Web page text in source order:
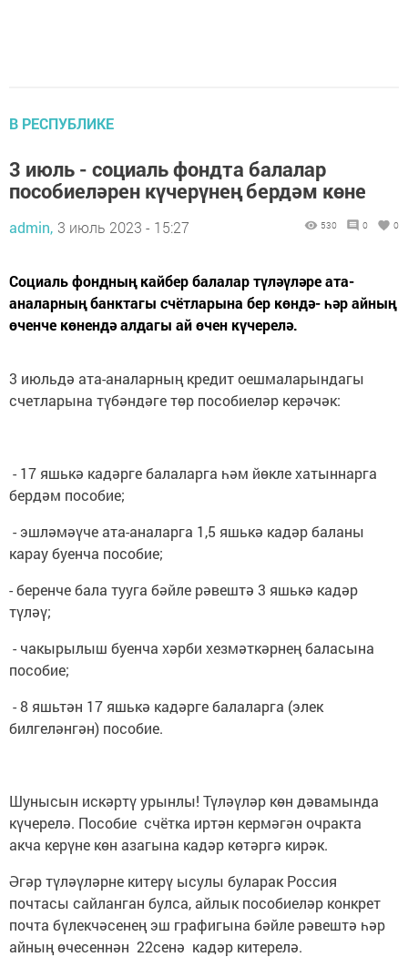
В РЕСПУБЛИКЕ
3 июль - социаль фондта балалар
пособиеләрен күчерүнең бердәм көне
admin, 3 июль 2023 - 15:27 530 0 0
Социаль фондның кайбер балалар түләүләре ата-
аналарның банктагы счётларына бер көндә- һәр айның
өченче көнендә алдагы ай өчен күчерелә.
3 июльдә ата-аналарның кредит оешмаларындагы
счетларына түбәндәге төр пособиеләр керәчәк:
- 17 яшькә кадәрге балаларга һәм йөкле хатыннарга
бердәм пособие;
- эшләмәүче ата-аналарга 1,5 яшькә кадәр баланы
карау буенча пособие;
- беренче бала тууга бәйле рәвештә 3 яшькә кадәр
түләү;
- чакырылыш буенча хәрби хезмәткәрнең баласына
пособие;
- 8 яшьтән 17 яшькә кадәрге балаларга (элек
билгеләнгән) пособие.
Шунысын искәртү урынлы! Түләүләр көн дәвамында
күчерелә. Пособие счётка иртән кермәгән очракта
акча керүне көн азагына кадәр көтәргә кирәк.
Әгәр түләүләрне китерү ысулы буларак Россия
почтасы сайланган булса, айлык пособиеләр конкрет
почта бүлекчәсенең эш графигына бәйле рәвештә һәр
айның өчесеннән 22сенә кадәр китерелә.